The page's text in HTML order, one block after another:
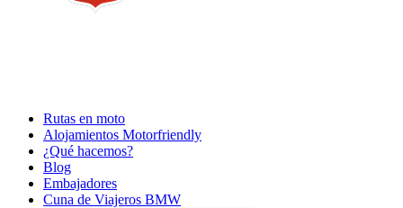
Rutas en moto
Alojamientos Motorfriendly
¿Qué hacemos?
Blog
Embajadores
Cuna de Viajeros BMW